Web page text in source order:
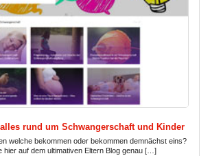
rund um Schwangerschaft und Kinder
welche bekommen oder bekommen demnächst eins?
hier auf dem ultimativen Eltern Blog genau […]